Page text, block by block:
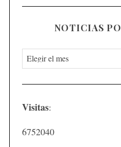
NOTICIAS
N
o
t
c
i
Visitas:
6752040